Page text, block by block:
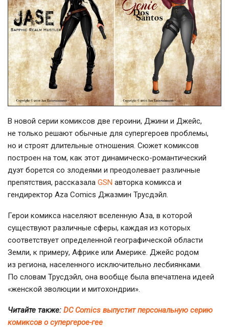
В новой серии комиксов две героини, Джини и Джейс,
не только решают обычные для супергероев проблемы,
но и строят длительные отношения. Сюжет комиксов
построен на том, как этот динамическо-романтический
дуэт борется со злодеями и преодолевает различные
препятствия, рассказала GSN авторка комикса и
гендиректор Aza Comics Джазмин Трусдэйл.
Герои комикса населяют вселенную Аза, в которой
существуют различные сферы, каждая из которых
соответствует определенной географической области
Земли, к примеру, Африке или Америке. Джейс родом
из региона, населенного исключительно лесбиянками.
По словам Трусдэйл, она вообще была впечатлена идеей
«женской эволюции и митохондрии».
Читайте также: DC Comics выпустит персональную серию
комиксов о супергерое-гее